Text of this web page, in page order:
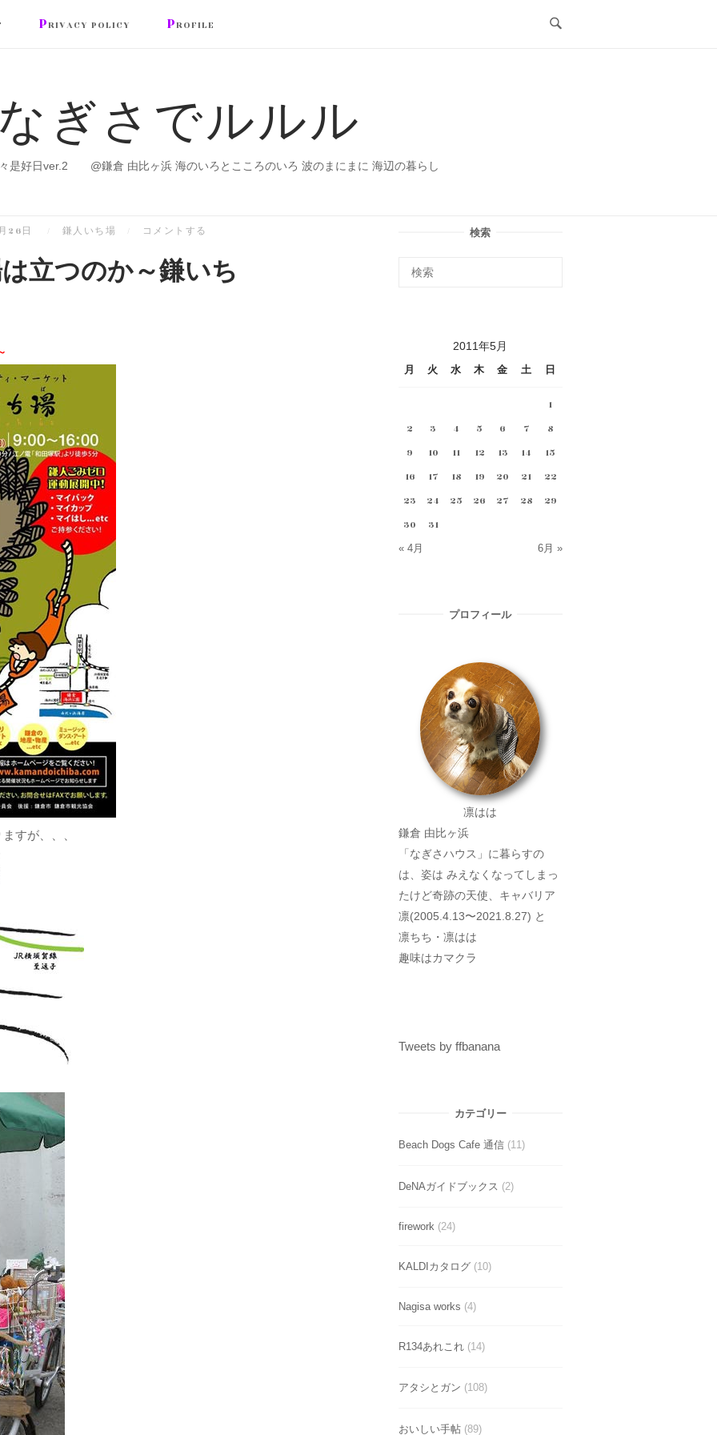
PRIVACY POLICY PROFILE
ぎさでルルル
是好日ver.2 @鎌倉 由比ヶ浜 海のいろとこころのいろ 波のまにまに 海辺の暮らし
26日 鎌人いち場 コメントする
立つのか～鎌いち
すが、、、
検索
2011年5月
月 火 水 木 金 土 日
1
2
3 4 5 6 7
8
9
10 11 12 13 14
15
16
17 18 19 20 21
22
23
24 25 26 27 28
29
30
31
« 4月 6月 »
プロフィール
凛はは
鎌倉 由比ヶ浜
「なぎさハウス」に暮らすの
は、姿は みえなくなってしまっ
たけど奇跡の天使、キャバリア
凛(2005.4.13〜2021.8.27) と
凛ちち・凛はは
趣味はカマクラ
Tweets by ffbanana
カテゴリー
Beach Dogs Cafe 通信(11)
DeNAガイドブックス (2)
firework(24)
KALDIカタログ(10)
Nagisa works (4)
R134あれこれ(14)
アタシとガン (108)
おいしい手帖(89)